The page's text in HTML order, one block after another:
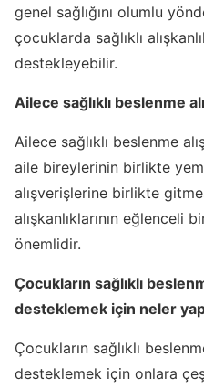
genel sağlığını olumlu
çocuklarda sağlıklı
destekleyebilir.
Ailece sağlıklı beslenme
Ailece sağlıklı beslenme
aile bireylerinin birlikte
alışverişlerine birlikte
alışkanlıklarının eğlenceli
önemlidir.
Çocukların sağlıklı
desteklemek için neler
Çocukların sağlıklı
desteklemek için onlara